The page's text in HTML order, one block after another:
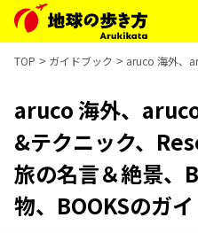
TOP ガイドブック aruco 海外、
aruco 海外、
&テクニック、
旅の名言＆絶景、
物、BOOKSのガ